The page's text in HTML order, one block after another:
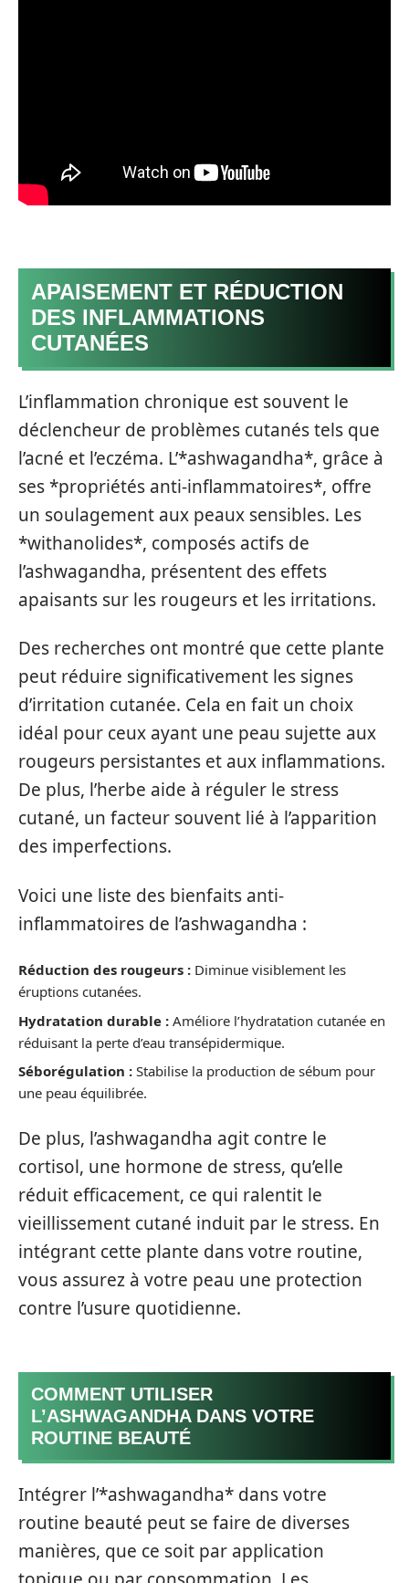
APAISEMENT ET RÉDUCTION
DES INFLAMMATIONS
CUTANÉES
L’inflammation chronique est souvent le
déclencheur de problèmes cutanés tels que
l’acné et l’eczéma. L’*ashwagandha*, grâce à
ses *propriétés anti-inflammatoires*, offre
un soulagement aux peaux sensibles. Les
*withanolides*, composés actifs de
l’ashwagandha, présentent des effets
apaisants sur les rougeurs et les irritations.
Des recherches ont montré que cette plante
peut réduire significativement les signes
d’irritation cutanée. Cela en fait un choix
idéal pour ceux ayant une peau sujette aux
rougeurs persistantes et aux inflammations.
De plus, l’herbe aide à réguler le stress
cutané, un facteur souvent lié à l’apparition
des imperfections.
Voici une liste des bienfaits anti-
inflammatoires de l’ashwagandha :
Réduction des rougeurs : Diminue visiblement les
éruptions cutanées.
Hydratation durable : Améliore l’hydratation cutanée en
réduisant la perte d’eau transépidermique.
Séborégulation : Stabilise la production de sébum pour
une peau équilibrée.
De plus, l’ashwagandha agit contre le
cortisol, une hormone de stress, qu’elle
réduit efficacement, ce qui ralentit le
vieillissement cutané induit par le stress. En
intégrant cette plante dans votre routine,
vous assurez à votre peau une protection
contre l’usure quotidienne.
COMMENT UTILISER
L’ASHWAGANDHA DANS VOTRE
ROUTINE BEAUTÉ
Intégrer l’*ashwagandha* dans votre
routine beauté peut se faire de diverses
manières, que ce soit par application